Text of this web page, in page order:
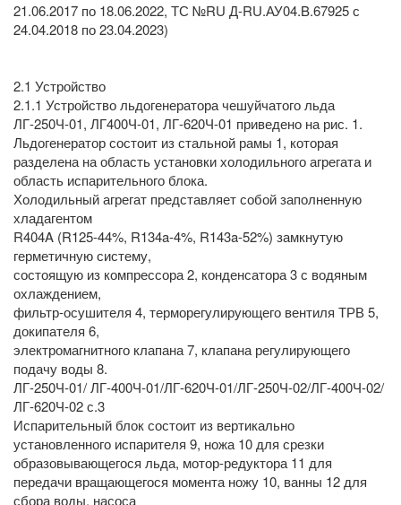
21.06.2017 по 18.06.2022, ТС №RU Д-RU.АУ04.B.67925 с
24.04.2018 по 23.04.2023)
2.1 Устройство
2.1.1 Устройство льдогенератора чешуйчатого льда
ЛГ-250Ч-01, ЛГ400Ч-01, ЛГ-620Ч-01 приведено на рис. 1.
Льдогенератор состоит из стальной рамы 1, которая
разделена на область установки холодильного агрегата и
область испарительного блока.
Холодильный агрегат представляет собой заполненную
хладагентом
R404A (R125-44%, R134a-4%, R143a-52%) замкнутую
герметичную систему,
состоящую из компрессора 2, конденсатора 3 с водяным
охлаждением,
фильтр-осушителя 4, терморегулирующего вентиля ТРВ 5,
докипателя 6,
электромагнитного клапана 7, клапана регулирующего
подачу воды 8.
ЛГ-250Ч-01/ ЛГ-400Ч-01/ЛГ-620Ч-01/ЛГ-250Ч-02/ЛГ-400Ч-02/
ЛГ-620Ч-02 с.3
Испарительный блок состоит из вертикально
установленного испарителя 9, ножа 10 для срезки
образовывающегося льда, мотор-редуктора 11 для
передачи вращающегося момента ножу 10, ванны 12 для
сбора воды, насоса